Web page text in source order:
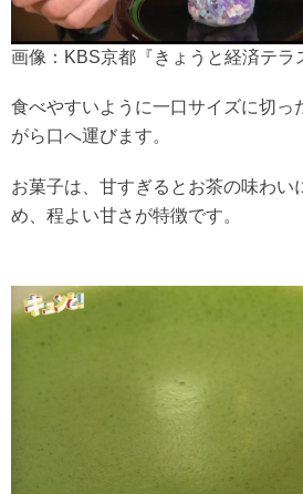
画像：KBS京都『きょうと経済テラ
食べやすいように一口サイズに切っ
がら口へ運びます。
お菓子は、甘すぎるとお茶の味わい
め、程よい甘さが特徴です。